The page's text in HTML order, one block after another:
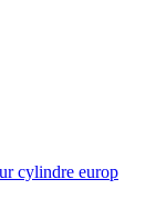
cylindre europ